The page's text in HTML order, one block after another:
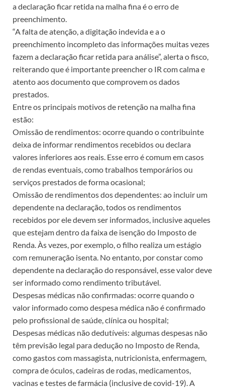
a declaração ficar retida na malha fina é o erro de
preenchimento.
“A falta de atenção, a digitação indevida e a o
preenchimento incompleto das informações muitas vezes
fazem a declaração ficar retida para análise”, alerta o fisco,
reiterando que é importante preencher o IR com calma e
atento aos documento que comprovem os dados
prestados.
Entre os principais motivos de retenção na malha fina
estão:
Omissão de rendimentos: ocorre quando o contribuinte
deixa de informar rendimentos recebidos ou declara
valores inferiores aos reais. Esse erro é comum em casos
de rendas eventuais, como trabalhos temporários ou
serviços prestados de forma ocasional;
Omissão de rendimentos dos dependentes: ao incluir um
dependente na declaração, todos os rendimentos
recebidos por ele devem ser informados, inclusive aqueles
que estejam dentro da faixa de isenção do Imposto de
Renda. Às vezes, por exemplo, o filho realiza um estágio
com remuneração isenta. No entanto, por constar como
dependente na declaração do responsável, esse valor deve
ser informado como rendimento tributável.
Despesas médicas não confirmadas: ocorre quando o
valor informado como despesa médica não é confirmado
pelo profissional de saúde, clínica ou hospital;
Despesas médicas não dedutíveis: algumas despesas não
têm previsão legal para dedução no Imposto de Renda,
como gastos com massagista, nutricionista, enfermagem,
compra de óculos, cadeiras de rodas, medicamentos,
vacinas e testes de farmácia (inclusive de covid-19). A